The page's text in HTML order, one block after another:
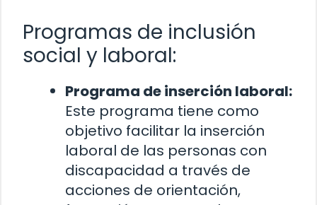
Programas de inclusión
social y laboral:
Programa de inserción laboral:
Este programa tiene como
objetivo facilitar la inserción
laboral de las personas con
discapacidad a través de
acciones de orientación,